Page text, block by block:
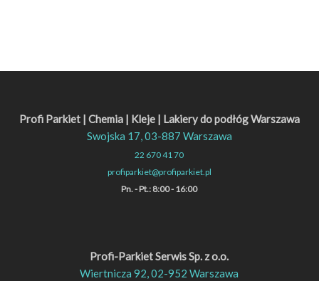
Profi Parkiet | Chemia | Kleje | Lakiery do podłóg Warszawa
Swojska 17, 03-887 Warszawa
22 670 41 70
profiparkiet@profiparkiet.pl
Pn. - Pt.: 8:00 - 16:00
Profi-Parkiet Serwis Sp. z o.o.
Wiertnicza 92, 02-952 Warszawa